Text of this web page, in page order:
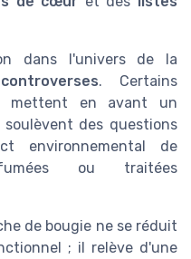
dans l'univers de la
controverses. Certains
mettent en avant un
des questions
environnemental de
ou traitées
de bougie ne se réduit
; il relève d'une